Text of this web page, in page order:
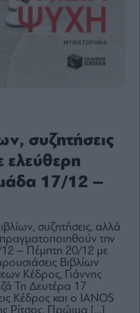
συζητήσεις
ελεύθερη
17/12 –
συζητήσεις, αλλά
την
– Πέμπτη 20/12 με
Βιβλίων
Κέδρος, Γιάννης
Τη Δευτέρα 17
Κέδρος και ο IANOS
Ρίτσος. Πρώιμα […]